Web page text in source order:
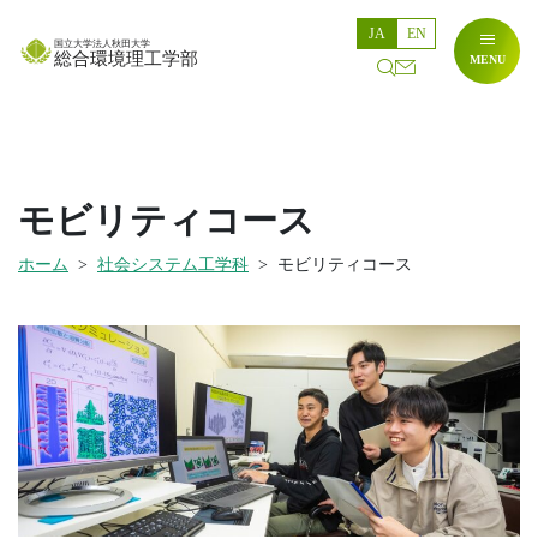
国立大学法人秋田大学
総合環境理工学部
検お
JA EN
MENU
モビリティコース
ホーム 社会システム工学科 モビリティコース